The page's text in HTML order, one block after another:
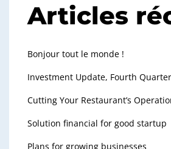
Articles
Bonjour tout le monde !
Investment Update, Fourth
Cutting Your Restaurant’s
Solution financial for good startup
Plans for growing businesses